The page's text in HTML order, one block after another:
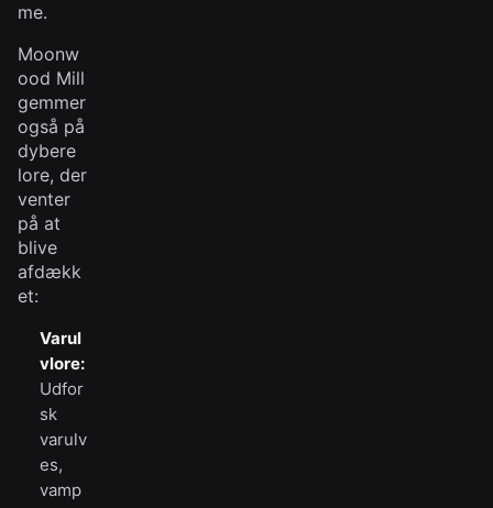
me.
Moonw
ood Mill
gemmer
også på
dybere
lore, der
venter
på at
blive
afdækk
et:
Varul
vlore:
Udfor
sk
varulv
es,
vamp